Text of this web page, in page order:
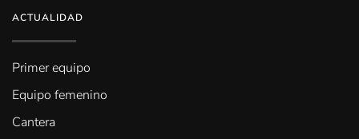
ACTUALIDAD
Primer equipo
Equipo femenino
Cantera